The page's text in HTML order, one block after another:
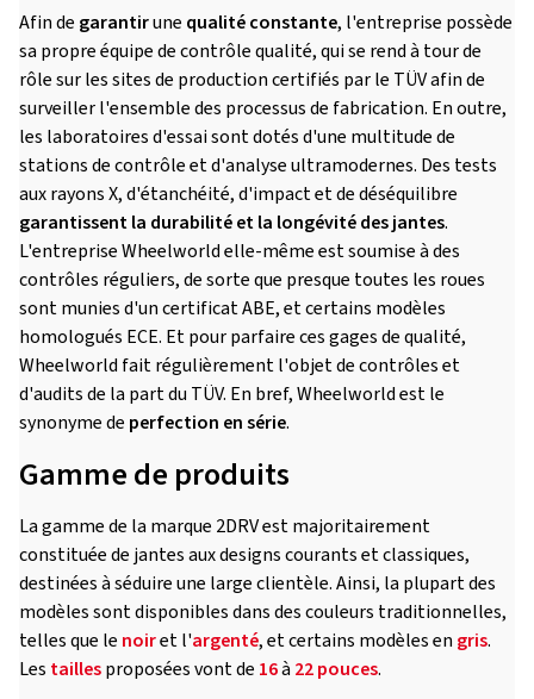
Afin de garantirune qualité constante, l'entreprise possède
sa propre équipe de contrôle qualité, qui se rend à tour de
rôle sur les sites de production certifiés par le TÜV afin de
surveiller l'ensemble des processus de fabrication. En outre,
les laboratoires d'essai sont dotés d'une multitude de
stations de contrôle et d'analyse ultramodernes. Des tests
aux rayons X, d'étanchéité, d'impact et de déséquilibre
garantissent la durabilité et la longévité des jantes.
L'entreprise Wheelworld elle-même est soumise à des
contrôles réguliers, de sorte que presque toutes les roues
sont munies d'un certificat ABE, et certains modèles
homologués ECE. Et pour parfaire ces gages de qualité,
Wheelworld fait régulièrement l'objet de contrôles et
d'audits de la part du TÜV. En bref, Wheelworld est le
synonyme de perfection en série.
Gamme de produits
La gamme de la marque 2DRV est majoritairement
constituée de jantes aux designs courants et classiques,
destinées à séduire une large clientèle. Ainsi, la plupart des
modèles sont disponibles dans des couleurs traditionnelles,
telles que le noiret l'argenté, et certains modèles en gris.
Les taillesproposées vont de 16à 22 pouces.